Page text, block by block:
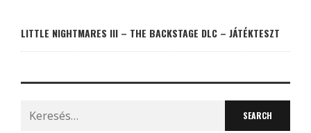
LITTLE NIGHTMARES III – THE BACKSTAGE DLC – JÁTÉKTESZT
Search
for: